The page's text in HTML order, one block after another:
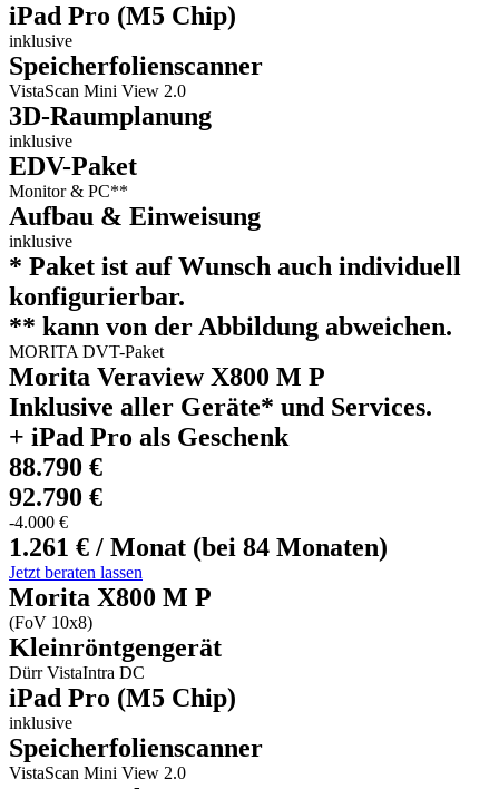
iPad Pro (M5 Chip)
inklusive
Speicherfolienscanner
VistaScan Mini View 2.0
3D-Raumplanung
inklusive
EDV-Paket
Monitor & PC**
Aufbau & Einweisung
inklusive
* Paket ist auf Wunsch auch individuell
konfigurierbar.
** kann von der Abbildung abweichen.
MORITA DVT-Paket
Morita Veraview X800 M P
Inklusive aller Geräte* und Services.
+ iPad Pro als Geschenk
88.790 €
92.790 €
-4.000 €
1.261 € / Monat (bei 84 Monaten)
Jetzt beraten lassen
Morita X800 M P
(FoV 10x8)
Kleinröntgengerät
Dürr VistaIntra DC
iPad Pro (M5 Chip)
inklusive
Speicherfolienscanner
VistaScan Mini View 2.0